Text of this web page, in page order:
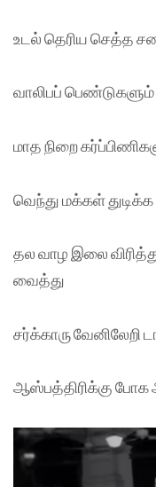
உடல் தெரிய செத்த
வாலிபப்
மாத நிறை
வெந்து மக்கள்
தல வாழ இலை
வைத்து
சர்க்காரு வேனிலேறி
ஆஸ்பத்திரிக்கு